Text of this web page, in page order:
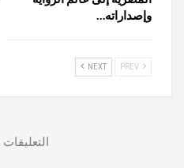
وإصداراته…
NEXT